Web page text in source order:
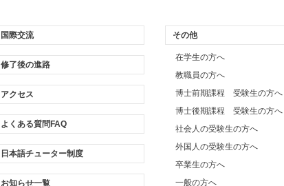
国際交流
修了後の進路
アクセス
よくある質問FAQ
日本語チューター制度
お知らせ一覧
その他
在学生の方へ
教職員の方へ
博士前期課程 受験生の方へ
博士後期課程 受験生の方へ
社会人の受験生の方へ
外国人の受験生の方へ
卒業生の方へ
一般の方へ